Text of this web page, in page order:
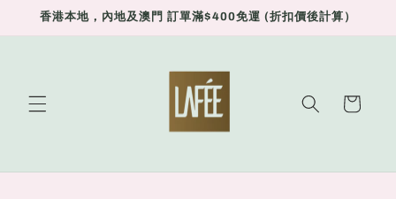
Skip to
香港本地，內地及澳門 訂單滿$400免運 (折扣價後計算）
Cart